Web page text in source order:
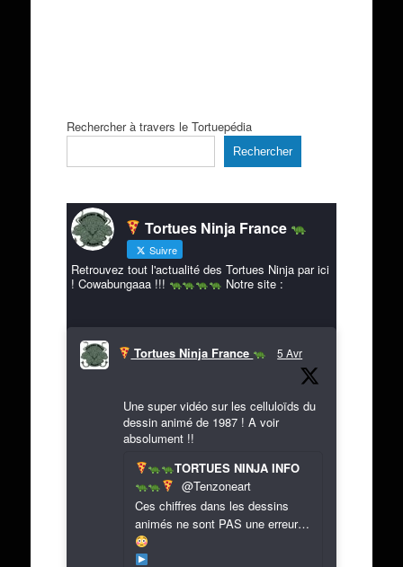
Rechercher à travers le Tortuepédia
Rechercher
Tortues Ninja France
Suivre
Retrouvez tout l'actualité des Tortues Ninja par ici
! Cowabungaaa !!!
Notre site :
Tortues Ninja France 5 Avr
Une super vidéo sur les celluloïds du
dessin animé de 1987 ! A voir
absolument !!
TORTUES NINJA INFO
@Tenzoneart
Ces chiffres dans les dessins
animés ne sont PAS une erreur…